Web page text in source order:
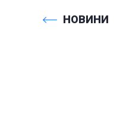
НОВИНИ